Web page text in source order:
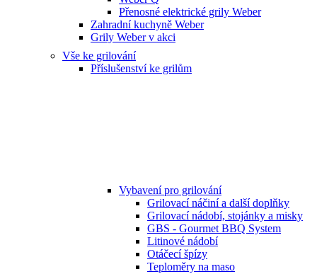
Přenosné elektrické grily Weber
Zahradní kuchyně Weber
Grily Weber v akci
Vše ke grilování
Příslušenství ke grilům
Vybavení pro grilování
Grilovací náčiní a další doplňky
Grilovací nádobí, stojánky a misky
GBS - Gourmet BBQ System
Litinové nádobí
Otáčecí špízy
Teploměry na maso